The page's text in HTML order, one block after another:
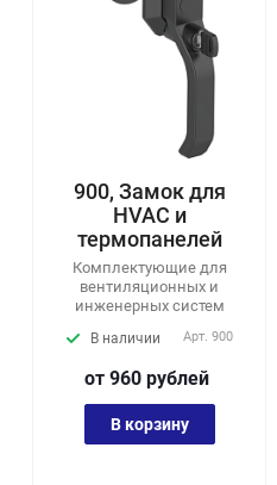
900, Замок для
HVAC и
термопанелей
Комплектующие для
вентиляционных и
инженерных систем
В наличии Арт. 900
от 960 рублей
В корзину